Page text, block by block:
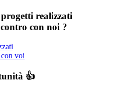
realizzati
con noi ?
voi
👍